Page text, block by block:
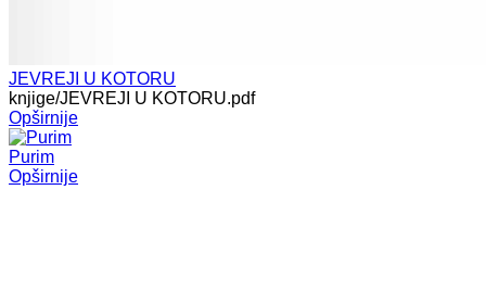
JEVREJI U KOTORU
knjige/JEVREJI U KOTORU.pdf
Opširnije
Purim
Opširnije